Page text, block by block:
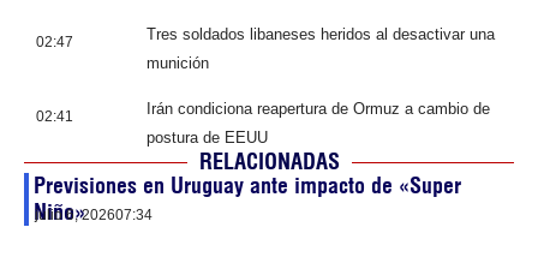
02:47
Tres soldados libaneses heridos al desactivar una
munición
02:41
Irán condiciona reapertura de Ormuz a cambio de
postura de EEUU
RELACIONADAS
Previsiones en Uruguay ante impacto de «Super
Niño»
julio 6, 202607:34